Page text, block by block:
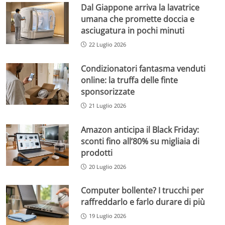
Dal Giappone arriva la lavatrice
umana che promette doccia e
asciugatura in pochi minuti
22 Luglio 2026
Condizionatori fantasma venduti
online: la truffa delle finte
sponsorizzate
21 Luglio 2026
Amazon anticipa il Black Friday:
sconti fino all’80% su migliaia di
prodotti
20 Luglio 2026
Computer bollente? I trucchi per
raffreddarlo e farlo durare di più
19 Luglio 2026